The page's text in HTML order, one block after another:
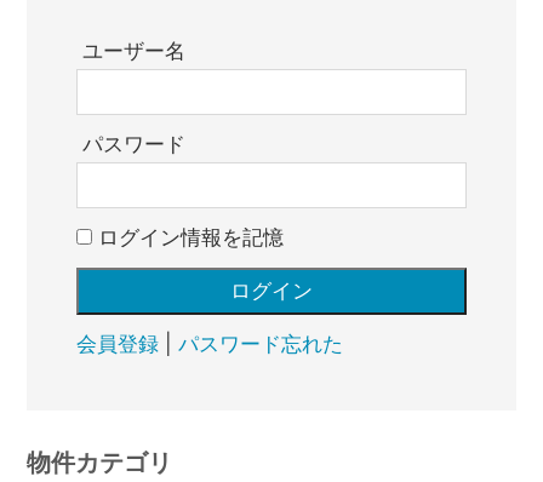
ユーザー名
パスワード
ログイン情報を記憶
会員登録| パスワード忘れた
物件カテゴリ